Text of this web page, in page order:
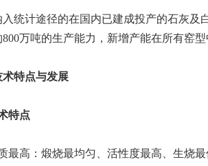
统计途径的在国内已建成投产的石灰及
万吨的生产能力，新增产能在所有窑
特点与发展
特点
最高：煅烧最均匀、活性度最高、生烧